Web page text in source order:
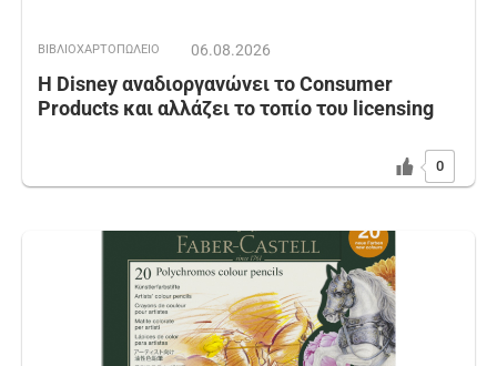
ΒΙΒΛΙΟΧΑΡΤΟΠΩΛΕΙΟ 06.08.2026
Η Disney αναδιοργανώνει το Consumer
Products και αλλάζει το τοπίο του licensing
0